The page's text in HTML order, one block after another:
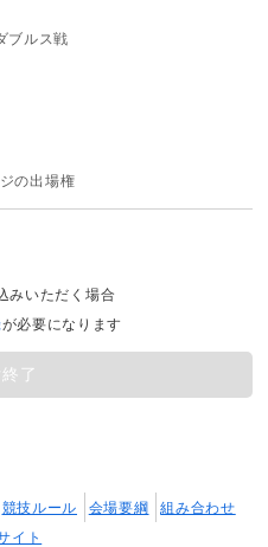
ブルス戦
の出場権
みいただく場合
が必要になります
了
競技ルール 会場要綱
組み合わせ
イト